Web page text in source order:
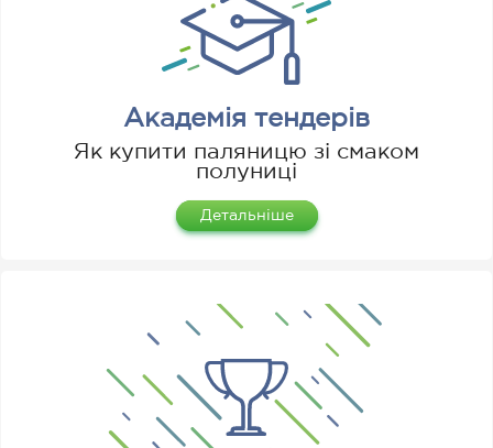
Академія тендерів
Як купити паляницю зі смаком
полуниці
Детальніше